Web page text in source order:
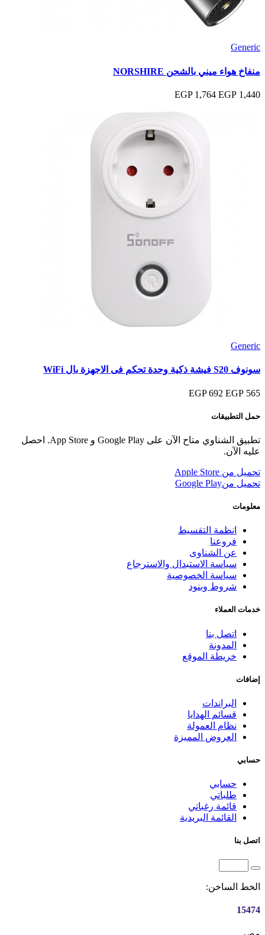
Generic
منفاخ هواء ميني بالشحن NORSHIRE
1,440 EGP
1,764 EGP
Generic
سونوف S20 فيشة ذكية وحدة تحكم فى الاجهزة بال WiFi
565 EGP
692 EGP
حمل التطبيقات
تطبيق الشناوي متاح الآن على Google Play و App Store. احصل
عليه الآن.
تحميل من Apple Store
تحميل منGoogle Play
معلومات
انظمة التقسيط
فروعنا
عن الشناوى
سياسة الاستبدال والاسترجاع
سياسة الخصوصية
شروط وبنود
خدمات العملاء
اتصل بنا
المدونة
خريطة الموقع
إضافات
البراندات
قسائم الهدايا
نظام العمولة
العروض المميزة
حسابي
حسابي
طلباتي
قائمة رغباتي
القائمة البريدية
اتصل بنا
الخط الساخن:
15474